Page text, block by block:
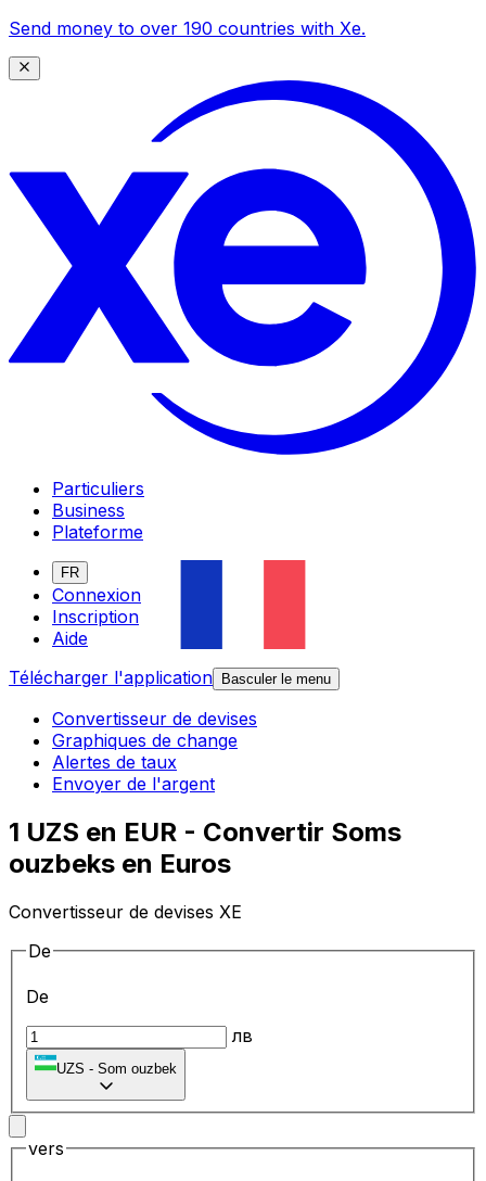
Send money to over 190 countries with Xe.
Particuliers
Business
Plateforme
FR
Connexion
Inscription
Aide
Télécharger l'application
Basculer le menu
Convertisseur de devises
Graphiques de change
Alertes de taux
Envoyer de l'argent
1 UZS en EUR - Convertir Soms
ouzbeks en Euros
Convertisseur de devises XE
De
De
лв
UZS - Som ouzbek
vers